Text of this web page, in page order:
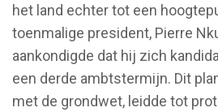
het land echter tot een
toenmalige president, Pierre
aankondigde dat hij zich
een derde ambtstermijn. Dit
met de grondwet, leidde tot